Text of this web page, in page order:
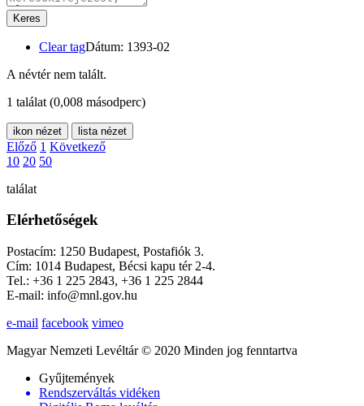
Keres
Clear tagDátum: 1393-02
A névtér nem talált.
1 találat (0,008 másodperc)
ikon nézet lista nézet
Előző 1 Következő
10 20 50
találat
Elérhetőségek
Postacím: 1250 Budapest, Postafiók 3.
Cím: 1014 Budapest, Bécsi kapu tér 2-4.
Tel.: +36 1 225 2843, +36 1 225 2844
E-mail: info@mnl.gov.hu
e-mail facebook vimeo
Magyar Nemzeti Levéltár © 2020 Minden jog fenntartva
Gyűjtemények
Rendszerváltás vidéken